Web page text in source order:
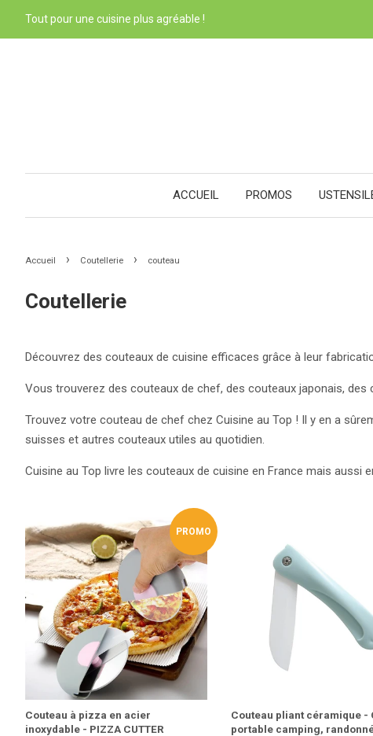
Tout pour une cuisine plus agréable !
ACCUEIL PROMOS
Accueil › Coutellerie › couteau
Coutellerie
Découvrez des couteaux de cuisine efficaces grâce à leur
Vous trouverez des couteaux de chef, des couteaux japonais,
Trouvez votre couteau de chef chez Cuisine au Top ! Il y en a
suisses et autres couteaux utiles au quotidien.
Cuisine au Top livre les couteaux de cuisine en France mais aussi
PROMO
Couteau à pizza en acier
inoxydable - PIZZA CUTTER
Couteau pliant céramique -
portable camping,